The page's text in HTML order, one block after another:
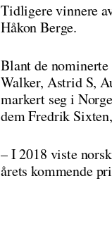
Tidligere vinnere
Håkon Berge.
Blant de
Walker, Astrid S,
markert seg i
dem Fredrik
– I 2018 viste
årets kommende